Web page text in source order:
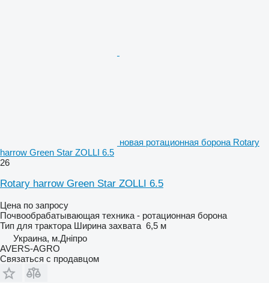
новая ротационная борона Rotary
harrow Green Star ZOLLI 6.5
26
Rotary harrow Green Star ZOLLI 6.5
Цена по запросу
Почвообрабатывающая техника - ротационная борона
Тип для трактора Ширина захвата 6,5 м
Украина, м.Дніпро
AVERS-AGRO
Связаться с продавцом